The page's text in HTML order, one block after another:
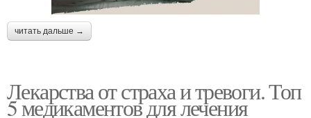
читать дальше →
Лекарства от страха и тревоги. Топ
5 медикаментов для лечения